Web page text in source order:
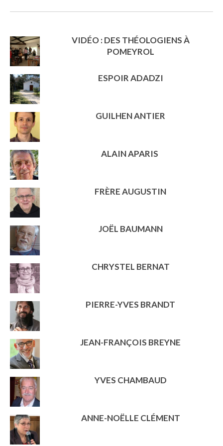
VIDÉO : DES THÉOLOGIENS À
POMEYROL
ESPOIR ADADZI
GUILHEN ANTIER
ALAIN APARIS
FRÈRE AUGUSTIN
JOËL BAUMANN
CHRYSTEL BERNAT
PIERRE-YVES BRANDT
JEAN-FRANÇOIS BREYNE
YVES CHAMBAUD
ANNE-NOËLLE CLÉMENT